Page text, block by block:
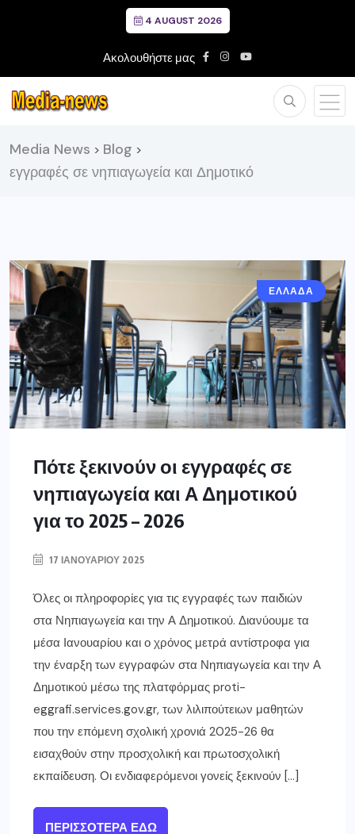
4 AUGUST 2026
Ακολουθήστε μας
Media News > Blog >
εγγραφές σε νηπιαγωγεία και Δημοτικό
ΕΛΛΑΔΑ
Πότε ξεκινούν οι εγγραφές σε
νηπιαγωγεία και Α Δημοτικού
για το 2025 – 2026
17 ΙΑΝΟΥΑΡΊΟΥ 2025
Όλες οι πληροφορίες για τις εγγραφές των παιδιών
στα Νηπιαγωγεία και την Α Δημοτικού. Διανύουμε τα
μέσα Ιανουαρίου και ο χρόνος μετρά αντίστροφα για
την έναρξη των εγγραφών στα Νηπιαγωγεία και την Α
Δημοτικού μέσω της πλατφόρμας proti-
eggrafi.services.gov.gr, των λιλιπούτειων μαθητών
που την επόμενη σχολική χρονιά 2025-26 θα
εισαχθούν στην προσχολική και πρωτοσχολική
εκπαίδευση. Οι ενδιαφερόμενοι γονείς ξεκινούν […]
ΠΕΡΙΣΣΌΤΕΡΑ ΕΔΏ